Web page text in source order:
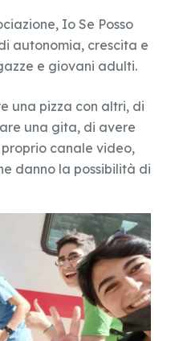
Io Se Posso
autonomia, crescita e
e giovani adulti.
una pizza con altri, di
una gita, di avere
canale video,
danno la possibilità di